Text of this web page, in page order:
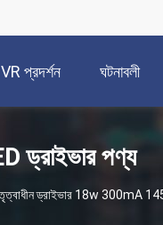
VR প্রদর্শন ঘটনাবলী
পণ্য
নেতৃত্বাধীন ড্রাইভার 18w 300mA